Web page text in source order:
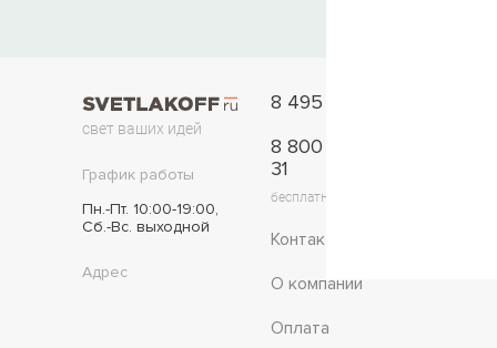
свет ваших идей
График работы
Пн.-Пт. 10:00-19:00,
Сб.-Вс. выходной
Адрес
8 495 777-11-33
8 800 775-42-
31
бесплатно по России
Контакты
О компании
Оплата